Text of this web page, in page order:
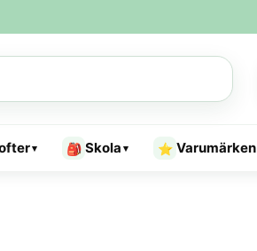
▾ 🎒 Skola ▾ ⭐ Varumärken